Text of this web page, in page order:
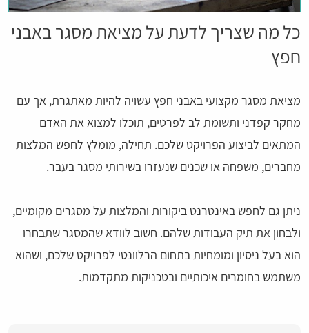
כל מה שצריך לדעת על מציאת מסגר באבני
חפץ
מציאת מסגר מקצועי באבני חפץ עשויה להיות מאתגרת, אך עם
מחקר קפדני ותשומת לב לפרטים, תוכלו למצוא את האדם
המתאים לביצוע הפרויקט שלכם. תחילה, מומלץ לחפש המלצות
מחברים, משפחה או שכנים שנעזרו בשירותי מסגר בעבר.
ניתן גם לחפש באינטרנט ביקורות והמלצות על מסגרים מקומיים,
ולבחון את תיק העבודות שלהם. חשוב לוודא שהמסגר שתבחרו
הוא בעל ניסיון ומומחיות בתחום הרלוונטי לפרויקט שלכם, ושהוא
משתמש בחומרים איכותיים ובטכניקות מתקדמות.